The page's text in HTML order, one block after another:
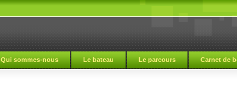
Qui sommes-nous Le bateau Le parcours Carnet de